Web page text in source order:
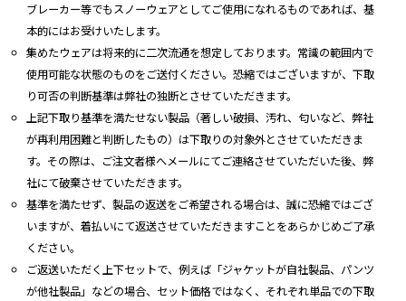
ブレーカー等でもスノーウェアとしてご使用になれるものであれば、基
本的にはお受けいたします。
集めたウェアは将来的に二次流通を想定しております。常識の範囲内で
使用可能な状態のものをご送付ください。恐縮ではございますが、下取
り可否の判断基準は弊社の独断とさせていただきます。
上記下取り基準を満たせない製品（著しい破損、汚れ、匂いなど、弊社
が再利用困難と判断したもの）は下取りの対象外とさせていただきま
す。その際は、ご注文者様へメールにてご連絡させていただいた後、弊
社にて破棄させていただきます。
基準を満たせず、製品の返送をご希望される場合は、誠に恐縮ではござ
いますが、着払いにて返送させていただきますことをあらかじめご了承
ください。
ご返送いただく上下セットで、例えば「ジャケットが自社製品、パンツ
が他社製品」などの場合、セット価格ではなく、それぞれ単品での下取